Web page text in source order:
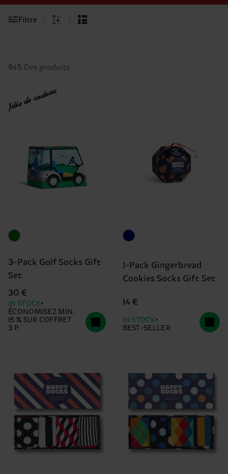
Filtre
845 Des produits
Idée de cadeau
3-Pack Golf Socks Gift
Set
30 €
IN STOCK
ÉCONOMISEZ MIN.
15 % SUR COFFRET
3 P.
1-Pack Gingerbread
Cookies Socks Gift Set
14 €
IN STOCK
BEST-SELLER